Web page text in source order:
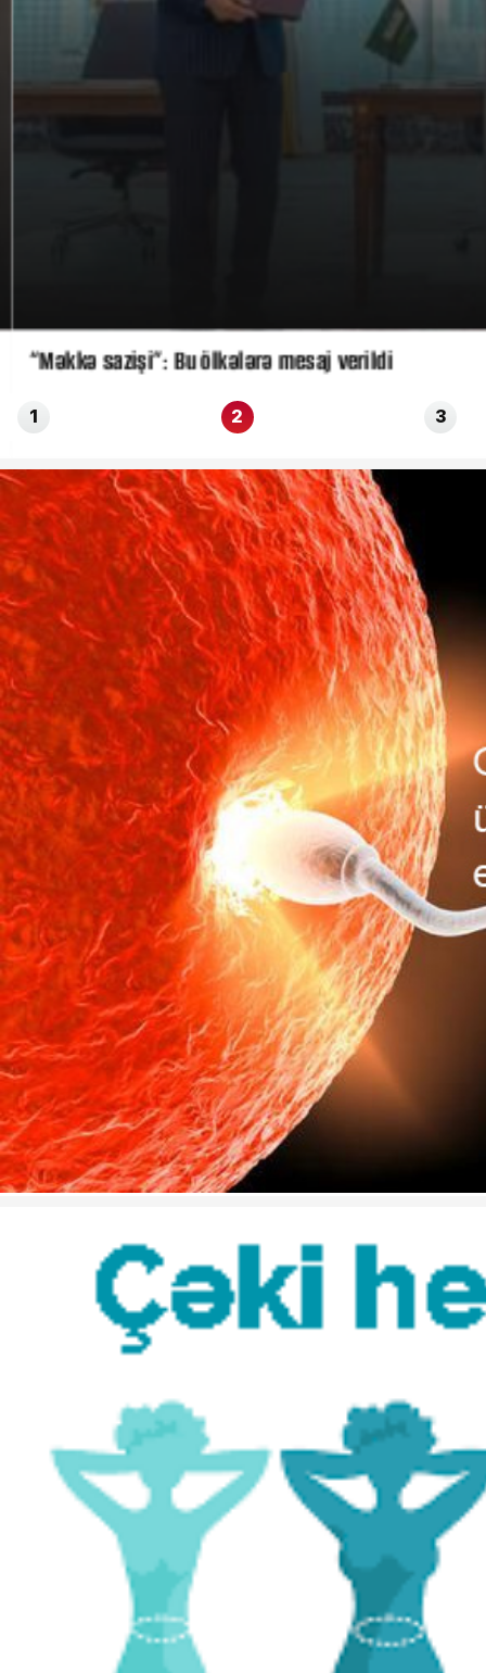
“Məkkə sazişi”: Bu ölkələrə mesaj verildi
1 2 3